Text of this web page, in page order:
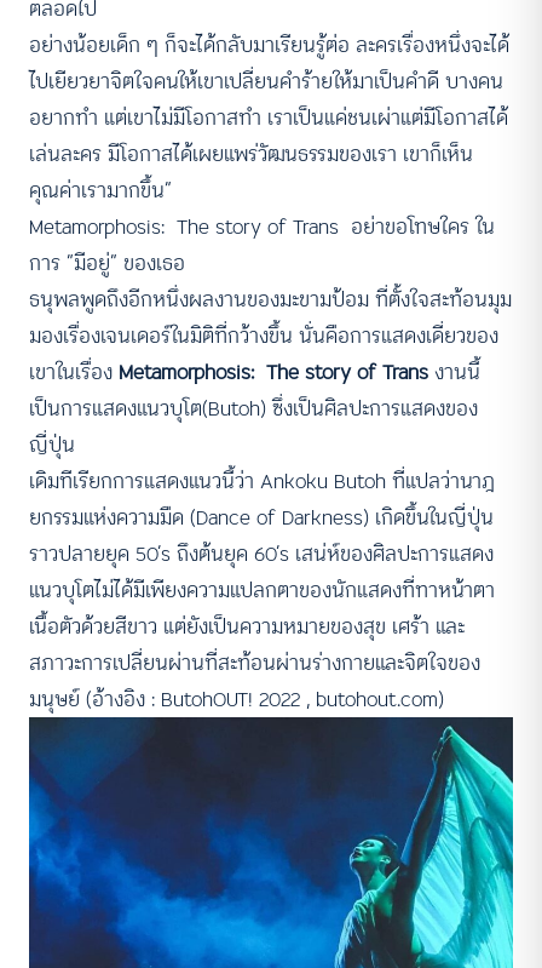
ตลอดไป
อย่างน้อยเด็ก ๆ ก็จะได้กลับมาเรียนรู้ต่อ ละครเรื่องหนึ่งจะได้
ไปเยียวยาจิตใจคนให้เขาเปลี่ยนคำร้ายให้มาเป็นคำดี บางคน
อยากทำ แต่เขาไม่มีโอกาสทำ เราเป็นแค่ชนเผ่าแต่มีโอกาสได้
เล่นละคร มีโอกาสได้เผยแพร่วัฒนธรรมของเรา เขาก็เห็น
คุณค่าเรามากขึ้น”
Metamorphosis: The story of Trans อย่าขอโทษใคร ใน
การ “มีอยู่” ของเธอ
ธนุพลพูดถึงอีกหนึ่งผลงานของมะขามป้อม ที่ตั้งใจสะท้อนมุม
มองเรื่องเจนเดอร์ในมิติที่กว้างขึ้น นั่นคือการแสดงเดี่ยวของ
เขาในเรื่อง Metamorphosis: The story of Transงานนี้
เป็นการแสดงแนวบุโต(Butoh) ซึ่งเป็นศิลปะการแสดงของ
ญี่ปุ่น
เดิมทีเรียกการแสดงแนวนี้ว่า Ankoku Butoh ที่แปลว่านาฎ
ยกรรมแห่งความมืด (Dance of Darkness) เกิดขึ้นในญี่ปุ่น
ราวปลายยุค 50’s ถึงต้นยุค 60’s เสน่ห์ของศิลปะการแสดง
แนวบุโตไม่ได้มีเพียงความแปลกตาของนักแสดงที่ทาหน้าตา
เนื้อตัวด้วยสีขาว แต่ยังเป็นความหมายของสุข เศร้า และ
สภาวะการเปลี่ยนผ่านที่สะท้อนผ่านร่างกายและจิตใจของ
มนุษย์ (อ้างอิง : ButohOUT! 2022 , butohout.com)